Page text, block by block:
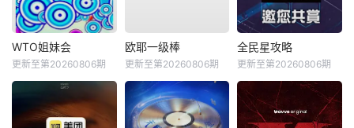
WTO姐妹会
更新至第20260806期
欧耶一级棒
更新至第20260806期
全民星攻略
更新至第20260806期